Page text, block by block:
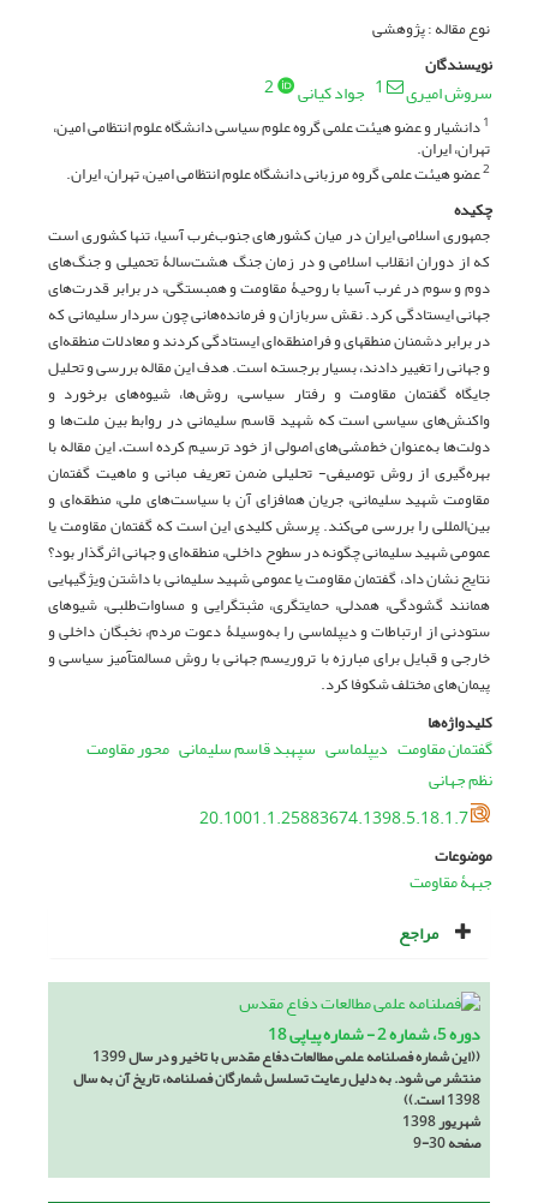
نوع مقاله : پژوهشی
نویسندگان
سروش امیری 1 جواد کیانی 2
1دانشیار و عضو هیئت علمی گروه علوم سیاسی دانشگاه علوم انتظامی امین،
تهران، ایران.
2عضو هیئت علمی گروه مرزبانی دانشگاه علوم انتظامی امین، تهران، ایران.
چکیده
جمهوری اسلامی ایران در میان کشورهای جنوب‌غرب آسیا، تنها کشوری است
که از دوران انقلاب اسلامی و در زمان جنگ هشت‌سالۀ تحمیلی و جنگ‌های
دوم و سوم در غرب آسیا با روحیۀ مقاومت و همبستگی، در برابر قدرت‌های
جهانی ایستادگی کرد. نقش سربازان و فرمانده‌هانی چون سردار سلیمانی که
در برابر دشمنان منطقه­ای و فرامنطقه‌ای ایستادگی کردند و معادلات منطقه‌ای
و جهانی را تغییر دادند، بسیار برجسته است. هدف این مقاله بررسی و تحلیل
جایگاه گفتمان مقاومت و رفتار سیاسی، روش‌ها، شیوه‌های برخورد و
واکنش‌های سیاسی است که شهید قاسم سلیمانی در روابط بین ملت‌ها و
دولت‌ها به‌عنوان خط‌مشی‌های اصولی از خود ترسیم کرده است.این مقاله با
بهره‌گیری از روش توصیفی- تحلیلی ضمن تعریف مبانی و ماهیت گفتمان
مقاومت شهید سلیمانی، جریان هم­افزای آن با سیاست‌های ملی، منطقه‌ای و
بین‌المللی را بررسی می‌کند. پرسش کلیدی این است که گفتمان مقاومت یا
عمومی شهید سلیمانی چگونه در سطوح داخلی، منطقه‌ای و جهانی اثرگذار بود؟
نتایج نشان داد، گفتمان مقاومت یا عمومی شهید سلیمانی با داشتن ویژگی­هایی
همانند گشودگی، همدلی، حمایتگری، مثبت­گرایی و مساوات‌طلبی، شیوه­ای
ستودنی از ارتباطات و دیپلماسی را به‌وسیلۀ دعوت مردم، نخبگان داخلی و
خارجی و قبایل برای مبارزه با تروریسم جهانی با روش مسالمت­آمیز سیاسی و
پیمان‌های مختلف شکوفا کرد.
کلیدواژه‌ها
گفتمان مقاومت دیپلماسی سپهبد قاسم سلیمانی محور مقاومت
نظم جهانی
20.1001.1.25883674.1398.5.18.1.7
موضوعات
جبهۀ مقاومت
مراجع
دوره 5، شماره 2 - شماره پیاپی 18
((این شماره فصلنامه علمی مطالعات دفاع مقدس با تاخیر و در سال 1399
منتشر می شود. به دلیل رعایت تسلسل شمارگان فصلنامه، تاریخ آن به سال
1398 است.))
شهریور 1398
صفحه9-30